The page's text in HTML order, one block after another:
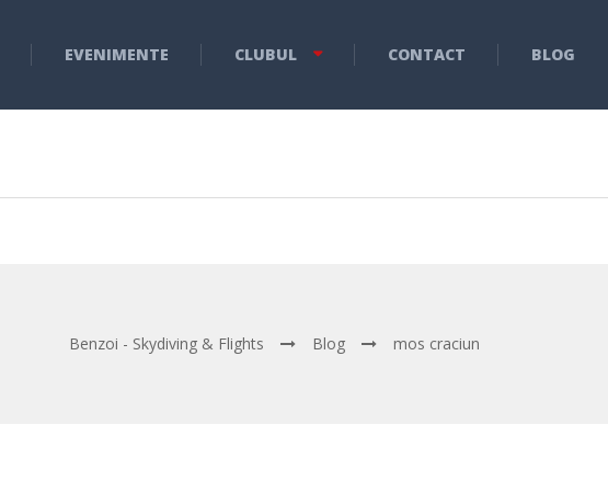
EVENIMENTE CLUBUL CONTACT BLOG
Benzoi - Skydiving & Flights Blog mos craciun